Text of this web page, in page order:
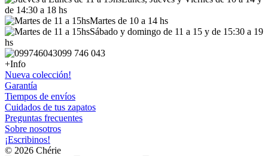
de 14:30 a 18 hs
Martes de 10 a 14 hs
Sábado y domingo de 11 a 15 y de 15:30 a 19
hs
099 746 043
+Info
Nueva colección!
Garantía
Tiempos de envíos
Cuidados de tus zapatos
Preguntas frecuentes
Sobre nosotros
¡Escribinos!
© 2026 Chérie